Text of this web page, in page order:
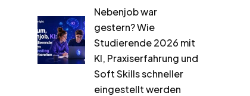
Nebenjob war
gestern? Wie
Studierende 2026 mit
KI, Praxiserfahrung und
Soft Skills schneller
eingestellt werden